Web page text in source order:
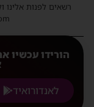
רשאים לפנות
הורידו עכשיו
לאנדורואיד